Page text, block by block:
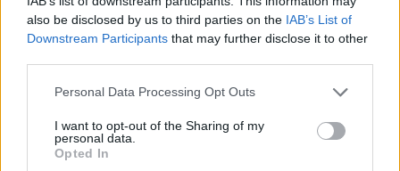
also be disclosed by us to third parties on the IAB’s List of
Downstream Participants that may further disclose it to other
Please note that this website/app uses one or more Google
not limited to your visit or usage behaviour. You may click to
grant or deny consent to Google and its third-party tags to
use your data for below specified purposes in below Google
Personal Data Processing Opt Outs
I want to opt-out of the Sharing of my
personal data.
Opted In
Kövess minket, és értesülj a friss hírekről a
Facebookon is!
Követem